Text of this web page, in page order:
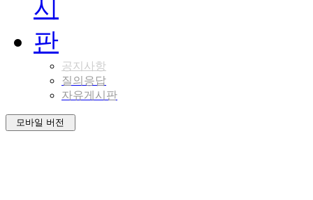
공지사항
질의응답
자유게시판
모바일 버전